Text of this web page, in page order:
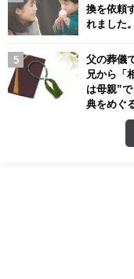
換を依頼
れました
父の葬儀
兄から「
は母親”
典をめぐ